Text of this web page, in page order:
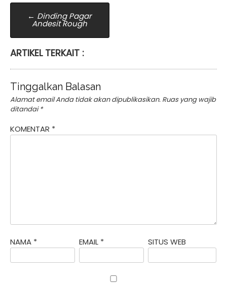
Post
navigation
← Dinding Pagar
Andesit Rough
ARTIKEL TERKAIT :
Tinggalkan Balasan
Alamat email Anda tidak akan dipublikasikan. Ruas yang wajib
ditandai*
KOMENTAR *
NAMA * EMAIL * SITUS WEB